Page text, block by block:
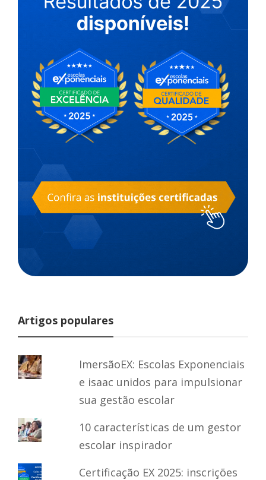
Artigos populares
ImersãoEX: Escolas Exponenciais
e isaac unidos para impulsionar
sua gestão escolar
10 características de um gestor
escolar inspirador
Certificação EX 2025: inscrições